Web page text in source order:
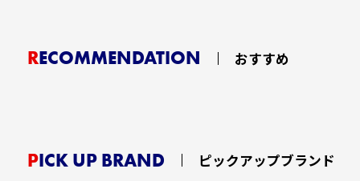
RECOMMENDATION おすすめ
PICK UP BRAND ピックアップブランド